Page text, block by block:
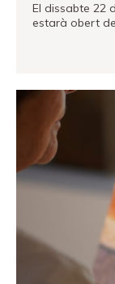
El dissabte 22
estarà obert